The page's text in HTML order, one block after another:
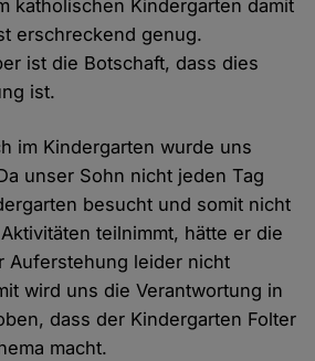
katholischen Kindergarten damit
erschreckend genug.
ist die Botschaft, dass dies
ist.
im Kindergarten wurde uns
unser Sohn nicht jeden Tag
besucht und somit nicht
teilnimmt, hätte er die
Auferstehung leider nicht
wird uns die Verantwortung in
dass der Kindergarten Folter
macht.